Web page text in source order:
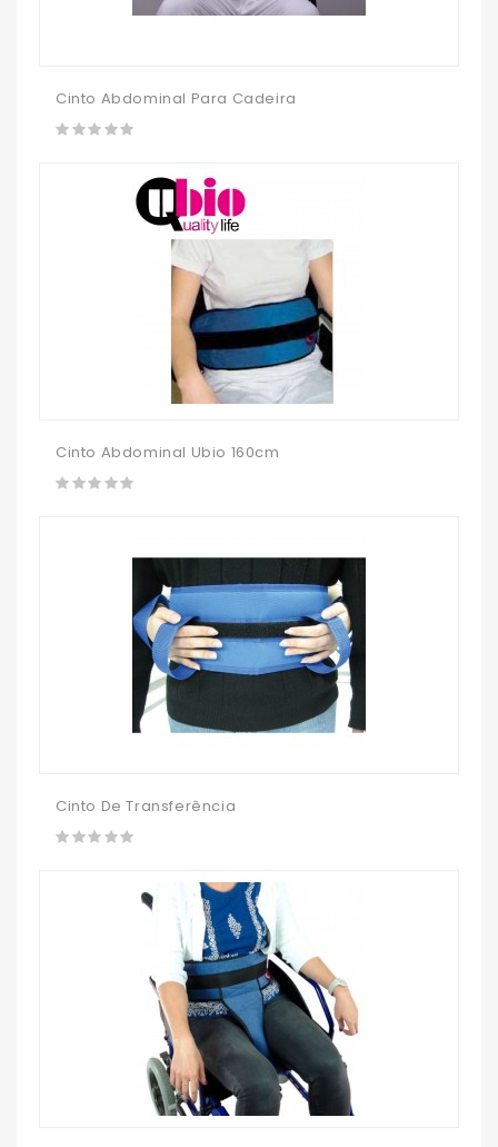
Cinto Abdominal Para Cadeira
Cinto Abdominal Ubio 160cm
Cinto De Transferência